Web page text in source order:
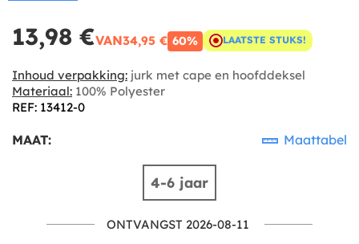
13,98 €VAN34,95 € 60% LAATSTE STUKS!
Inhoud verpakking: jurk met cape en hoofddeksel
Materiaal: 100% Polyester
REF: 13412-0
MAAT: Maattabel
4-6 jaar
ONTVANGST 2026-08-11